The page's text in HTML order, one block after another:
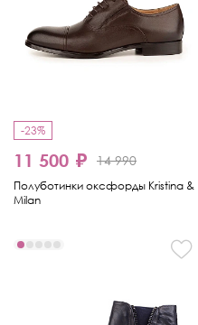
-23%
11 500 ₽ 14 990
Полуботинки оксфорды Kristina &
Milan